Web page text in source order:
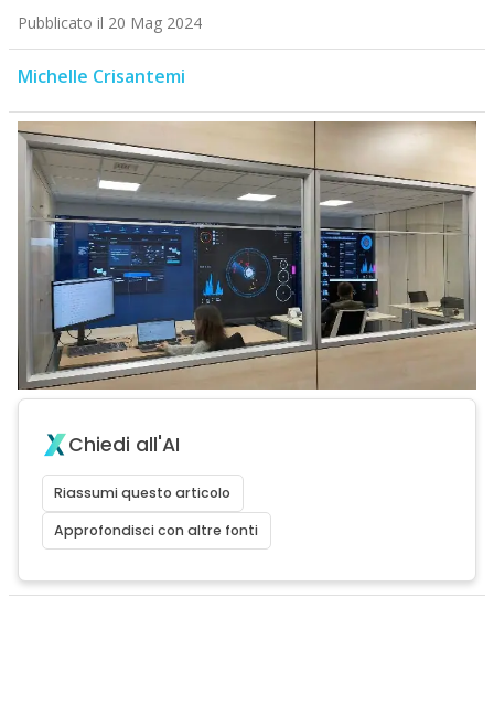
Pubblicato il 20 Mag 2024
Michelle Crisantemi
Chiedi all'AI
Riassumi questo articolo
Approfondisci con altre fonti